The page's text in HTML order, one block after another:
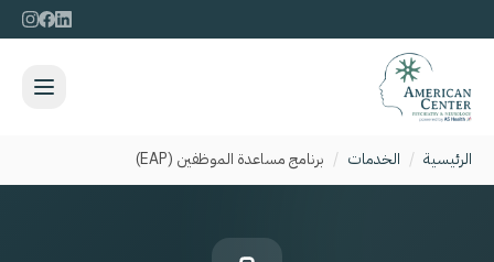
الرئيسية / الخدمات / برنامج مساعدة الموظفين (EAP)